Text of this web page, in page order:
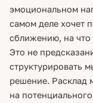
эмоциональном
самом деле хочет
сближению, на что
Это не
структурировать
решение. Расклад
на